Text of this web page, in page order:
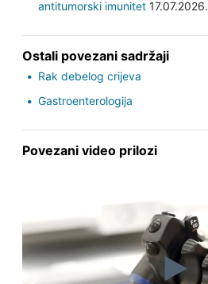
antitumorski imunitet17.07.2026.
Ostali povezani sadržaji
Rak debelog crijeva
Gastroenterologija
Povezani video prilozi